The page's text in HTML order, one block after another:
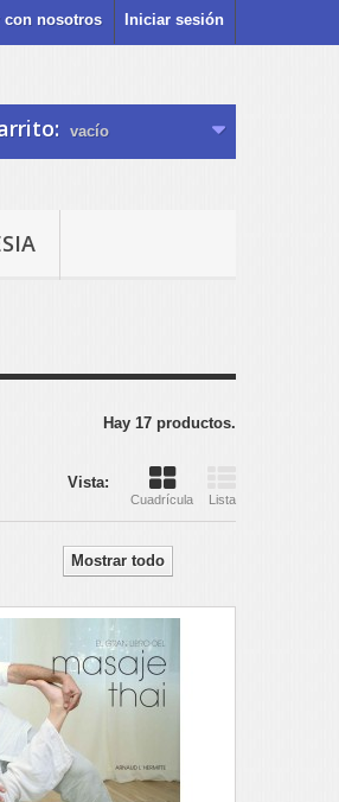
Iniciar sesión
con nosotros
vacío
Hay 17 productos.
Vista:
Cuadrícula Lista
Mostrar todo